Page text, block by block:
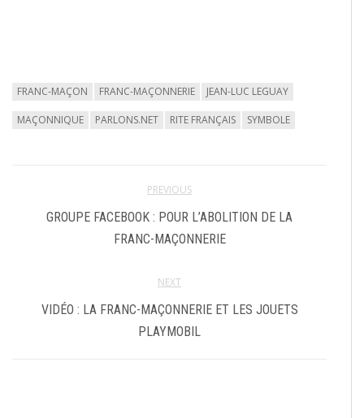
FRANC-MAÇON FRANC-MAÇONNERIE JEAN-LUC LEGUAY
MAÇONNIQUE PARLONS.NET RITE FRANÇAIS SYMBOLE
PREVIOUS
GROUPE FACEBOOK : POUR L’ABOLITION DE LA
FRANC-MAÇONNERIE
NEXT
VIDÉO : LA FRANC-MAÇONNERIE ET LES JOUETS
PLAYMOBIL